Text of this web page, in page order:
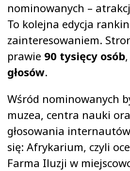
nominowanych –
To kolejna edycja
zainteresowaniem.
prawie 90 tysięcy osób
głosów.
Wśród nominowanych
muzea, centra nauki
głosowania
się: Afrykarium, czyli
Farma Iluzji w